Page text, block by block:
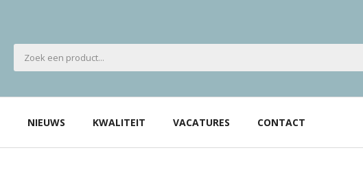
NIEUWS KWALITEIT VACATURES CONTACT